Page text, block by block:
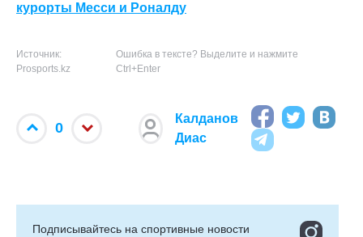
курорты Месси и Роналду
Источник:
Prosports.kz
Ошибка в тексте? Выделите и нажмите
Ctrl+Enter
0
Калданов
Диас
Подписывайтесь на cпортивные новости